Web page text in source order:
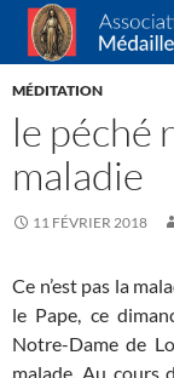
Association de
Recherche
ALLER
AU
MÉDITATION
le péché
maladie
11 FÉVRIER 2018
Ce n’est pas la
le Pape, ce
Notre-Dame de
malade. Au cours